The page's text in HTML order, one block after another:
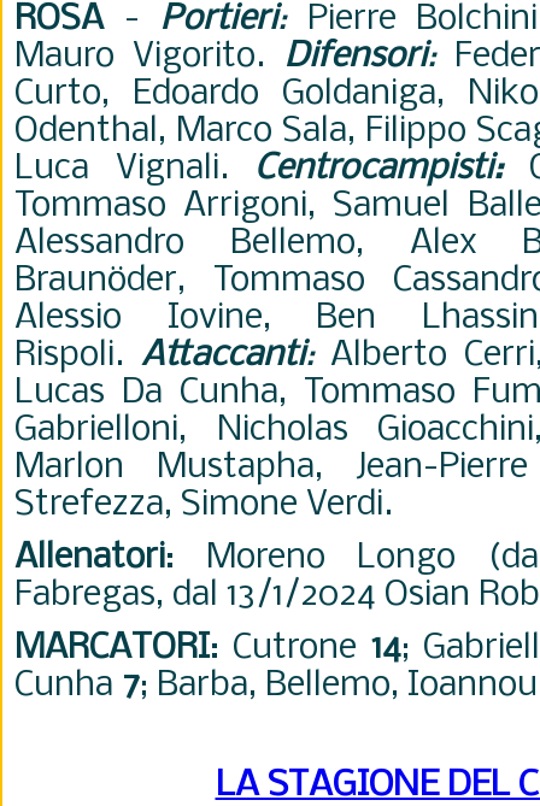
ROSA- Portieri:Pierre
Mauro Vigorito. Difensori:
Curto, Edoardo Goldaniga,
Odenthal, Marco Sala, Filippo
Luca Vignali. Centrocampisti:
Tommaso Arrigoni, Samuel
Alessandro Bellemo, Alex
Braunöder, Tommaso
Alessio Iovine, Ben
Rispoli. Attaccanti:Alberto
Lucas Da Cunha, Tommaso
Gabrielloni, Nicholas
Marlon Mustapha, Jean-
Strefezza, Simone Verdi.
Allenatori: Moreno Longo
Fabregas, dal 13/1/2024 Osian
MARCATORI: Cutrone 14;
Cunha 7; Barba, Bellemo,
LA STAGIONE DEL